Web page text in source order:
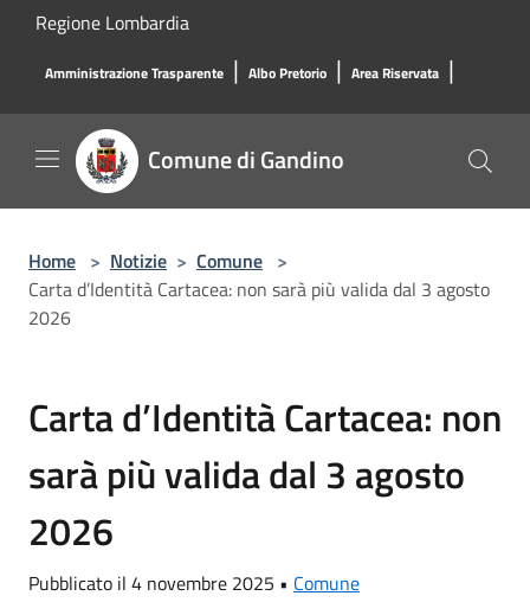
Salta al contenuto principale
Regione Lombardia
Amministrazione Trasparente | Albo Pretorio | Area Riservata |
Comune di Gandino
Home > Notizie > Comune >
Carta d’Identità Cartacea: non sarà più valida dal 3 agosto
2026
Carta d’Identità Cartacea: non
sarà più valida dal 3 agosto
2026
Pubblicato il 4 novembre 2025 • Comune